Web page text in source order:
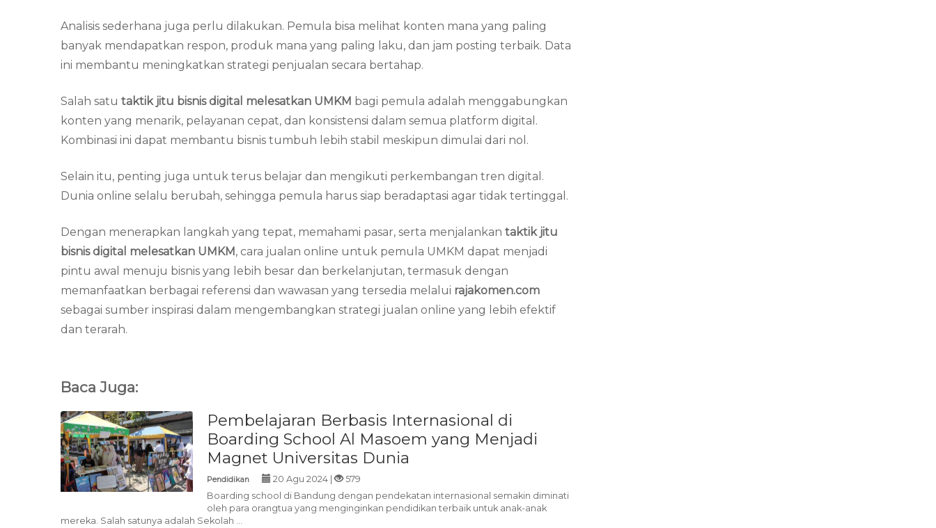
Analisis sederhana juga perlu dilakukan. Pemula bisa melihat konten mana yang paling
banyak mendapatkan respon, produk mana yang paling laku, dan jam posting terbaik. Data
ini membantu meningkatkan strategi penjualan secara bertahap.
Salah satu taktik jitu bisnis digital melesatkan UMKM bagi pemula adalah menggabungkan
konten yang menarik, pelayanan cepat, dan konsistensi dalam semua platform digital.
Kombinasi ini dapat membantu bisnis tumbuh lebih stabil meskipun dimulai dari nol.
Selain itu, penting juga untuk terus belajar dan mengikuti perkembangan tren digital.
Dunia online selalu berubah, sehingga pemula harus siap beradaptasi agar tidak tertinggal.
Dengan menerapkan langkah yang tepat, memahami pasar, serta menjalankan taktik jitu
bisnis digital melesatkan UMKM, cara jualan online untuk pemula UMKM dapat menjadi
pintu awal menuju bisnis yang lebih besar dan berkelanjutan, termasuk dengan
memanfaatkan berbagai referensi dan wawasan yang tersedia melalui rajakomen.com
sebagai sumber inspirasi dalam mengembangkan strategi jualan online yang lebih efektif
dan terarah.
Baca Juga:
Pembelajaran Berbasis Internasional di
Boarding School Al Masoem yang Menjadi
Magnet Universitas Dunia
Pendidikan 20 Agu 2024 |
579
Boarding school di Bandung dengan pendekatan internasional semakin diminati
oleh para orangtua yang menginginkan pendidikan terbaik untuk anak-anak
mereka. Salah satunya adalah Sekolah ...